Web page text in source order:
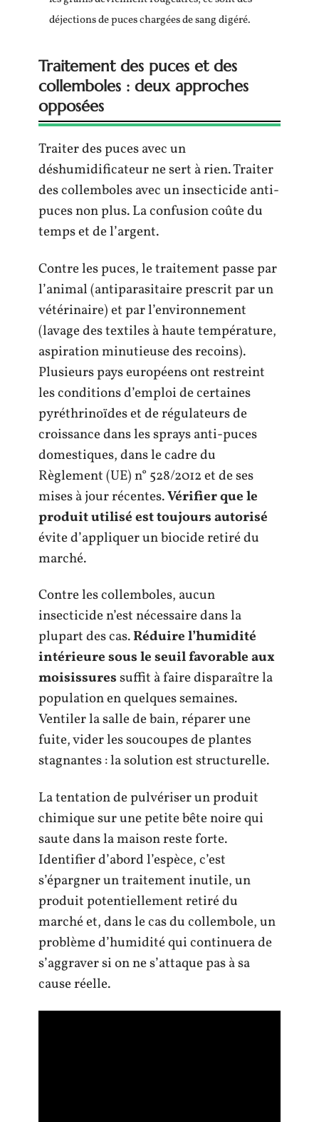
déjections de puces chargées de sang digéré.
Traitement des puces et des
collemboles : deux approches
opposées
Traiter des puces avec un
déshumidificateur ne sert à rien. Traiter
des collemboles avec un insecticide anti-
puces non plus. La confusion coûte du
temps et de l’argent.
Contre les puces, le traitement passe par
l’animal (antiparasitaire prescrit par un
vétérinaire) et par l’environnement
(lavage des textiles à haute température,
aspiration minutieuse des recoins).
Plusieurs pays européens ont restreint
les conditions d’emploi de certaines
pyréthrinoïdes et de régulateurs de
croissance dans les sprays anti-puces
domestiques, dans le cadre du
Règlement (UE) n° 528/2012 et de ses
mises à jour récentes.Vérifier que le
produit utilisé est toujours autorisé
évite d’appliquer un biocide retiré du
marché.
Contre les collemboles, aucun
insecticide n’est nécessaire dans la
plupart des cas.Réduire l’humidité
intérieure sous le seuil favorable aux
moisissuressuffit à faire disparaître la
population en quelques semaines.
Ventiler la salle de bain, réparer une
fuite, vider les soucoupes de plantes
stagnantes : la solution est structurelle.
La tentation de pulvériser un produit
chimique sur une petite bête noire qui
saute dans la maison reste forte.
Identifier d’abord l’espèce, c’est
s’épargner un traitement inutile, un
produit potentiellement retiré du
marché et, dans le cas du collembole, un
problème d’humidité qui continuera de
s’aggraver si on ne s’attaque pas à sa
cause réelle.